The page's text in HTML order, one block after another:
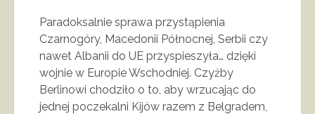
Paradoksalnie sprawa przystąpienia
Czarnogóry, Macedonii Północnej, Serbii czy
nawet Albanii do UE przyspieszyła… dzięki
wojnie w Europie Wschodniej. Czyżby
Berlinowi chodziło o to, aby wrzucając do
jednej poczekalni Kijów razem z Belgradem,